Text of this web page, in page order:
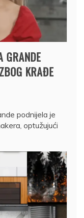
GRANDE
KRAĐE
podnijela je
optužujući